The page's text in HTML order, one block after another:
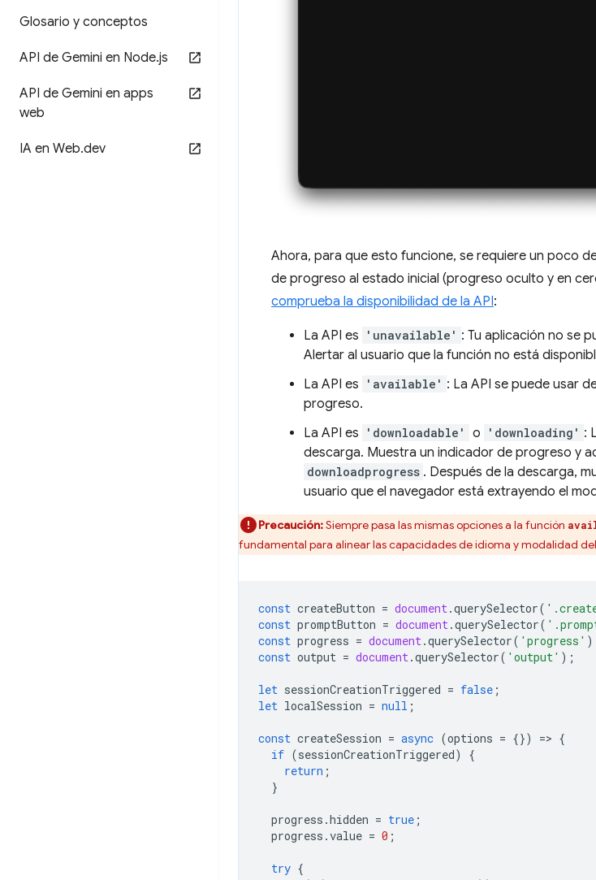
Glosario y conceptos
API de Gemini en Node.js
API de Gemini en apps
web
IA en Web.dev
Ahora, para que esto funcione, se requiere un poco
de progreso al estado inicial (progreso oculto y en
comprueba la disponibilidad de la API:
La API es 'unavailable' : Tu aplicación no se
Alertar al usuario que la función no está
La API es
'available' : La API se puede usar
progreso.
La API es
'downloadable' o 'downloading' :
descarga. Muestra un indicador de progreso y
downloadprogress . Después de la descarga,
usuario que el navegador está extrayendo el
Precaución:Siempre pasa las mismas opciones a la función
fundamental para alinear las capacidades de idioma y modalidad
const createButton = document.querySelector(
const promptButton = document.querySelector(
const progress = document.querySelector( 'progress'
const output = document.querySelector( 'output' );
let sessionCreationTriggered = false ;
let localSession = null ;
const createSession = async (options = {}) => {
if (sessionCreationTriggered)
{
return ;
}
progress .hidden = true ;
progress .value = 0 ;
try {